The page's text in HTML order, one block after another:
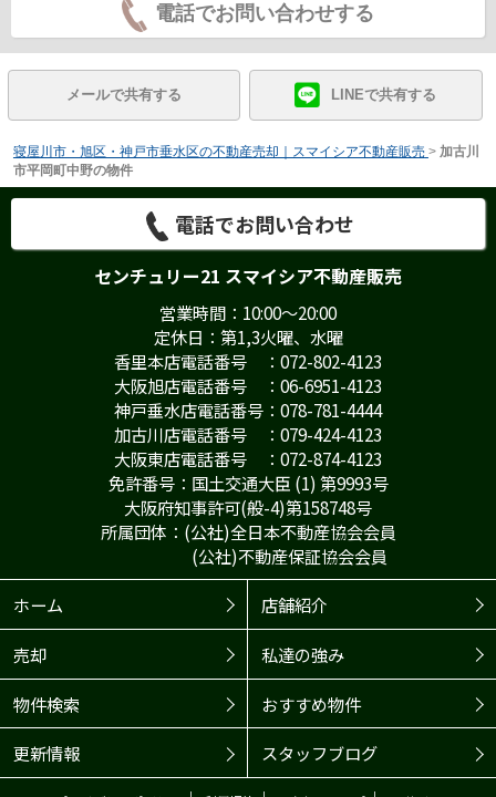
電話でお問い合わせする
メールで共有する LINEで共有する
寝屋川市・旭区・神戸市垂水区の不動産売却｜スマイシア不動産販売 > 加古川
市平岡町中野の物件
電話でお問い合わせ
センチュリー21 スマイシア不動産販売
営業時間：10:00～20:00
定休日：第1,3火曜、水曜
香里本店電話番号 ：072-802-4123
大阪旭店電話番号 ：06-6951-4123
神戸垂水店電話番号：078-781-4444
加古川店電話番号 ：079-424-4123
大阪東店電話番号 ：072-874-4123
免許番号：国土交通大臣 (1) 第9993号
大阪府知事許可(般-4)第158748号
所属団体：(公社)全日本不動産協会会員
(公社)不動産保証協会会員
ホーム
店舗紹介
売却 私達の強み
物件検索 おすすめ物件
更新情報 スタッフブログ